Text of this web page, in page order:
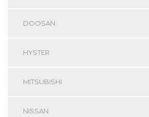
DOOSAN
HYSTER
MITSUBISHI
NISSAN